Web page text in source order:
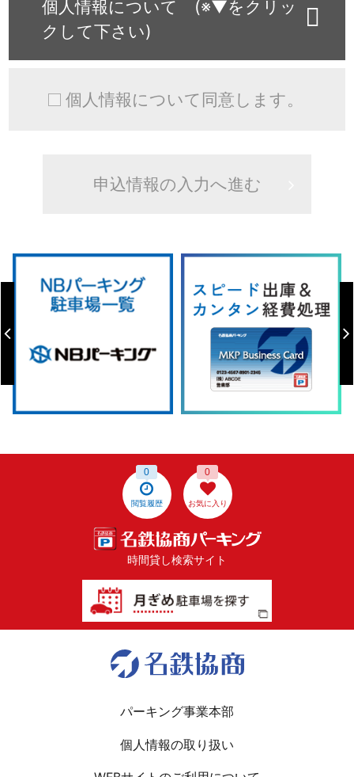
個人情報について (※▼をクリッ
クして下さい)
個人情報について同意します。
閲覧履歴
0
お気に入り
0
時間貸し検索サイト
パーキング事業本部
個人情報の取り扱い